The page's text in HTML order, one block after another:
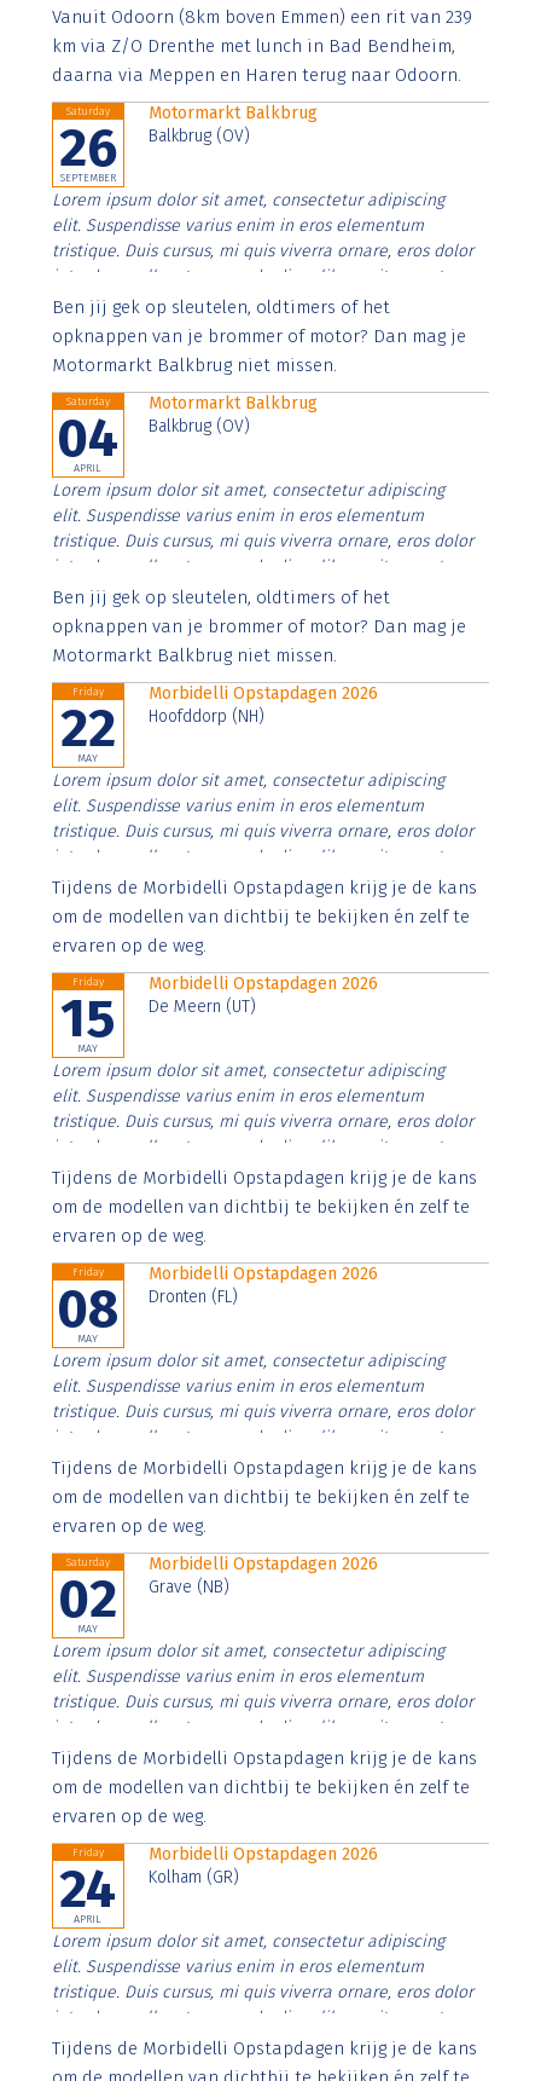
Aenean faucibus nibh et justo cursus id rutrum lorem
imperdiet. Nunc ut sem vitae risus tristique posuere.
Vanuit Odoorn (8km boven Emmen) een rit van 239
km via Z/O Drenthe met lunch in Bad Bendheim,
daarna via Meppen en Haren terug naar Odoorn.
Saturday
26
SEPTEMBER
Motormarkt Balkbrug
Balkbrug (OV)
Lorem ipsum dolor sit amet, consectetur adipiscing
elit. Suspendisse varius enim in eros elementum
tristique. Duis cursus, mi quis viverra ornare, eros dolor
interdum nulla, ut commodo diam libero vitae erat.
Aenean faucibus nibh et justo cursus id rutrum lorem
imperdiet. Nunc ut sem vitae risus tristique posuere.
Ben jij gek op sleutelen, oldtimers of het
opknappen van je brommer of motor? Dan mag je
Motormarkt Balkbrug niet missen.
Saturday
04
APRIL
Motormarkt Balkbrug
Balkbrug (OV)
Lorem ipsum dolor sit amet, consectetur adipiscing
elit. Suspendisse varius enim in eros elementum
tristique. Duis cursus, mi quis viverra ornare, eros dolor
interdum nulla, ut commodo diam libero vitae erat.
Aenean faucibus nibh et justo cursus id rutrum lorem
imperdiet. Nunc ut sem vitae risus tristique posuere.
Ben jij gek op sleutelen, oldtimers of het
opknappen van je brommer of motor? Dan mag je
Motormarkt Balkbrug niet missen.
Friday
22
MAY
Morbidelli Opstapdagen 2026
Hoofddorp (NH)
Lorem ipsum dolor sit amet, consectetur adipiscing
elit. Suspendisse varius enim in eros elementum
tristique. Duis cursus, mi quis viverra ornare, eros dolor
interdum nulla, ut commodo diam libero vitae erat.
Aenean faucibus nibh et justo cursus id rutrum lorem
imperdiet. Nunc ut sem vitae risus tristique posuere.
Tijdens de Morbidelli Opstapdagen krijg je de kans
om de modellen van dichtbij te bekijken én zelf te
ervaren op de weg.
Friday
15
MAY
Morbidelli Opstapdagen 2026
De Meern (UT)
Lorem ipsum dolor sit amet, consectetur adipiscing
elit. Suspendisse varius enim in eros elementum
tristique. Duis cursus, mi quis viverra ornare, eros dolor
interdum nulla, ut commodo diam libero vitae erat.
Aenean faucibus nibh et justo cursus id rutrum lorem
imperdiet. Nunc ut sem vitae risus tristique posuere.
Tijdens de Morbidelli Opstapdagen krijg je de kans
om de modellen van dichtbij te bekijken én zelf te
ervaren op de weg.
Friday
08
MAY
Morbidelli Opstapdagen 2026
Dronten (FL)
Lorem ipsum dolor sit amet, consectetur adipiscing
elit. Suspendisse varius enim in eros elementum
tristique. Duis cursus, mi quis viverra ornare, eros dolor
interdum nulla, ut commodo diam libero vitae erat.
Aenean faucibus nibh et justo cursus id rutrum lorem
imperdiet. Nunc ut sem vitae risus tristique posuere.
Tijdens de Morbidelli Opstapdagen krijg je de kans
om de modellen van dichtbij te bekijken én zelf te
ervaren op de weg.
Saturday
02
MAY
Morbidelli Opstapdagen 2026
Grave (NB)
Lorem ipsum dolor sit amet, consectetur adipiscing
elit. Suspendisse varius enim in eros elementum
tristique. Duis cursus, mi quis viverra ornare, eros dolor
interdum nulla, ut commodo diam libero vitae erat.
Aenean faucibus nibh et justo cursus id rutrum lorem
imperdiet. Nunc ut sem vitae risus tristique posuere.
Tijdens de Morbidelli Opstapdagen krijg je de kans
om de modellen van dichtbij te bekijken én zelf te
ervaren op de weg.
Friday
24
APRIL
Morbidelli Opstapdagen 2026
Kolham (GR)
Lorem ipsum dolor sit amet, consectetur adipiscing
elit. Suspendisse varius enim in eros elementum
tristique. Duis cursus, mi quis viverra ornare, eros dolor
interdum nulla, ut commodo diam libero vitae erat.
Aenean faucibus nibh et justo cursus id rutrum lorem
imperdiet. Nunc ut sem vitae risus tristique posuere.
Tijdens de Morbidelli Opstapdagen krijg je de kans